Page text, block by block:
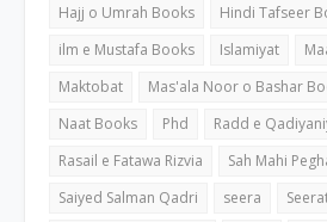
Hajj o Umrah Books
Hindi Tafseer
ilm e Mustafa Books
Islamiyat
Maktobat
Mas'ala Noor o Bashar
Naat Books
Phd
Radd e
Rasail e Fatawa Rizvia
Sah Mahi
Saiyed Salman Qadri
seera